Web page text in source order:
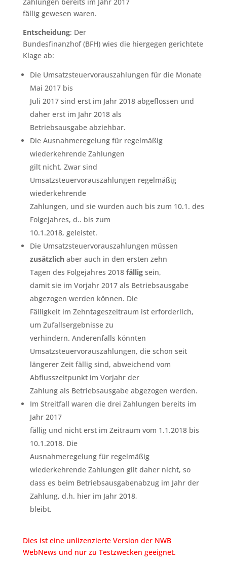
fällig gewesen waren.
Entscheidung: Der
Bundesfinanzhof (BFH) wies die hiergegen gerichtete
Klage ab:
Die Umsatzsteuervorauszahlungen für die Monate
Mai 2017 bis
Juli 2017 sind erst im Jahr 2018 abgeflossen und
daher erst im Jahr 2018 als
Betriebsausgabe abziehbar.
Die Ausnahmeregelung für regelmäßig
wiederkehrende Zahlungen
gilt nicht. Zwar sind
Umsatzsteuervorauszahlungen regelmäßig
wiederkehrende
Zahlungen, und sie wurden auch bis zum 10.1. des
Folgejahres, d.. bis zum
10.1.2018, geleistet.
Die Umsatzsteuervorauszahlungen müssen
zusätzlichaber auch in den ersten zehn
Tagen des Folgejahres 2018 fälligsein,
damit sie im Vorjahr 2017 als Betriebsausgabe
abgezogen werden können. Die
Fälligkeit im Zehntageszeitraum ist erforderlich,
um Zufallsergebnisse zu
verhindern. Anderenfalls könnten
Umsatzsteuervorauszahlungen, die schon seit
längerer Zeit fällig sind, abweichend vom
Abflusszeitpunkt im Vorjahr der
Zahlung als Betriebsausgabe abgezogen werden.
Im Streitfall waren die drei Zahlungen bereits im
Jahr 2017
fällig und nicht erst im Zeitraum vom 1.1.2018 bis
10.1.2018. Die
Ausnahmeregelung für regelmäßig
wiederkehrende Zahlungen gilt daher nicht, so
dass es beim Betriebsausgabenabzug im Jahr der
Zahlung, d.h. hier im Jahr 2018,
bleibt.
Dies ist eine unlizenzierte Version der NWB
WebNews und nur zu Testzwecken geeignet.